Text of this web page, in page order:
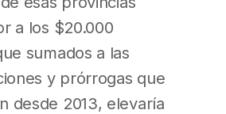
a los $20.000
sumados a las
y prórrogas que
desde 2013, elevaría